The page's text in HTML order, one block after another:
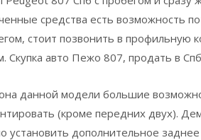
средства есть возможность
стоит позвонить в
Скупка авто Пежо 807, продать в
данной модели большие
(кроме передних двух).
установить дополнительное